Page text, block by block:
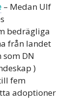
– Medan Ulf
bedrägliga
från landet
DN
)
fem
adoptioner